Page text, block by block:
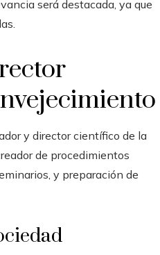
será destacada, ya que
y director científico de la
de procedimientos
y preparación de